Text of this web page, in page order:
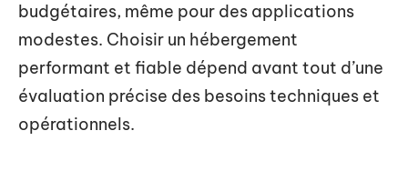
budgétaires, même pour des applications
modestes. Choisir un hébergement
performant et fiable dépend avant tout d’une
évaluation précise des besoins techniques et
opérationnels.